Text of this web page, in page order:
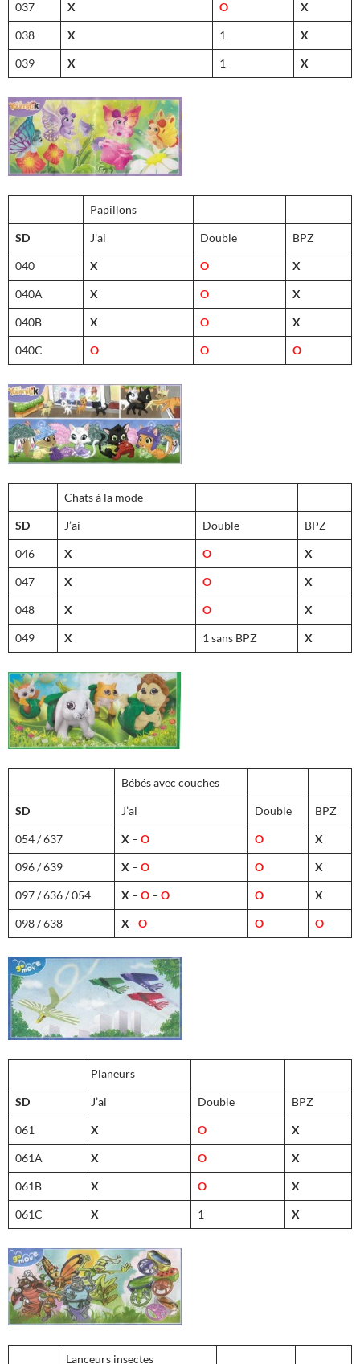
037 X O X
038 X 1 X
039 X 1 X
Papillons
SD J’ai Double BPZ
040 X O X
040A X O X
040B X O X
040C O O O
Chats à la mode
SD J’ai Double BPZ
046 X O X
047 X O X
048 X O X
049 X 1 sans BPZ X
Bébés avec couches
SD J’ai Double BPZ
054 / 637 X – O O X
096 / 639 X – O O X
097 / 636 / 054 X – O – O O X
098 / 638 X– O O O
Planeurs
SD J’ai Double BPZ
061 X O X
061A X O X
061B X O X
061C X 1 X
Lanceurs insectes